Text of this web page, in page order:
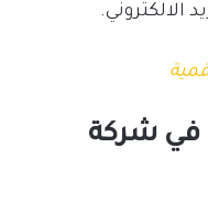
الالكتروني.
في شركة